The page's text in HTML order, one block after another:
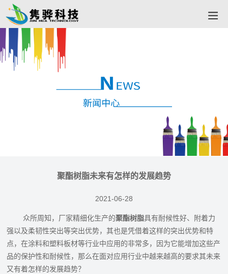
聚酯树脂未来有怎样的发展趋势
2021-06-28
众所周知，厂家精细化生产的聚酯树脂具有耐候性好、附着力
强以及柔韧性突出等突出优势，其也是凭借着这样的突出优势和特
点，在涂料和塑料板材等行业中应用的非常多，因为它能增加这些产
品的保护性和耐候性，那么在面对应用行业中越来越高的要求其未来
又有着怎样的发展趋势？